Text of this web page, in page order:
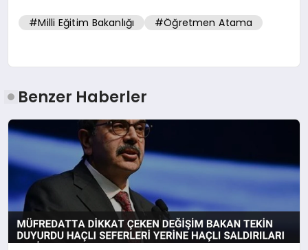
#Milli Eğitim Bakanlığı #Öğretmen Atama
Benzer Haberler